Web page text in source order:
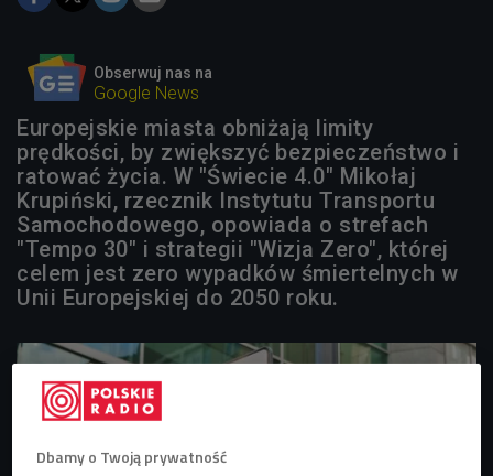
Obserwuj nas na
Google News
Europejskie miasta obniżają limity
prędkości, by zwiększyć bezpieczeństwo i
ratować życia. W "Świecie 4.0" Mikołaj
Krupiński, rzecznik Instytutu Transportu
Samochodowego, opowiada o strefach
"Tempo 30" i strategii "Wizja Zero", której
celem jest zero wypadków śmiertelnych w
Unii Europejskiej do 2050 roku.
Dbamy o Twoją prywatność